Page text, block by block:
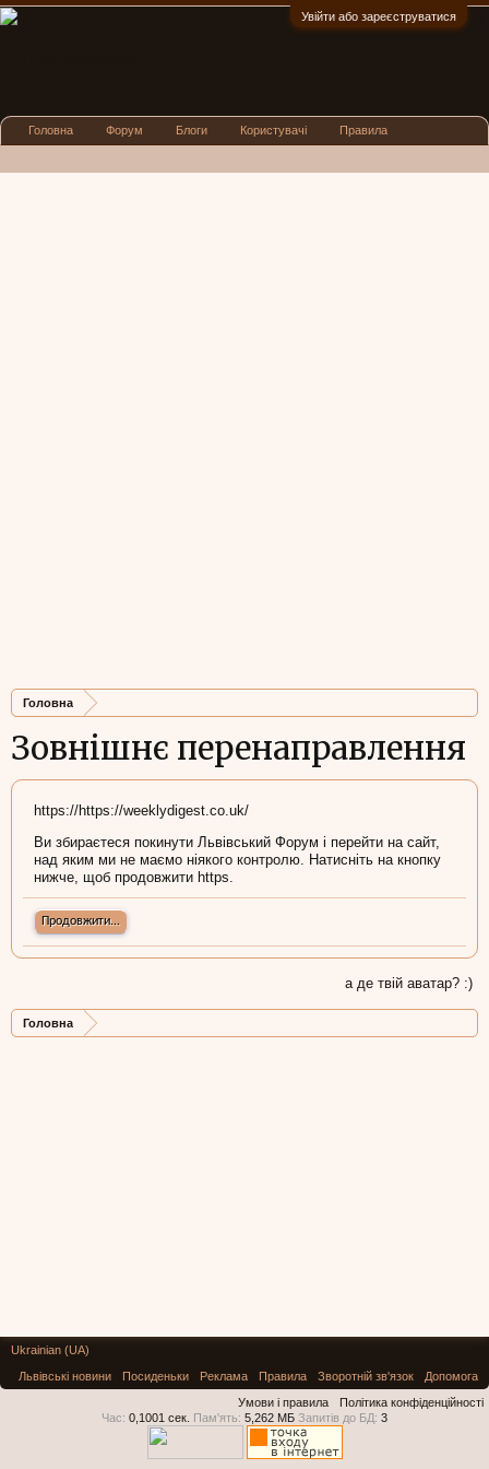
Увійти або зареєструватися
Головна
Зовнішнє перенаправлення
https://https://weeklydigest.co.uk/
Ви збираєтеся покинути Львівський Форум і перейти на сайт,
над яким ми не маємо ніякого контролю. Натисніть на кнопку
нижче, щоб продовжити https.
Продовжити...
а де твій аватар? :)
Головна
Головна Форум Блоги Користувачі Правила
Ukrainian (UA)
Львівські новини
Посиденьки Реклама Правила Зворотній зв'язок
Допомога
Умови і правила
Політика конфіденційності
Час: 0,1001 сек. Пам'ять: 5,262 МБ Запитів до БД: 3